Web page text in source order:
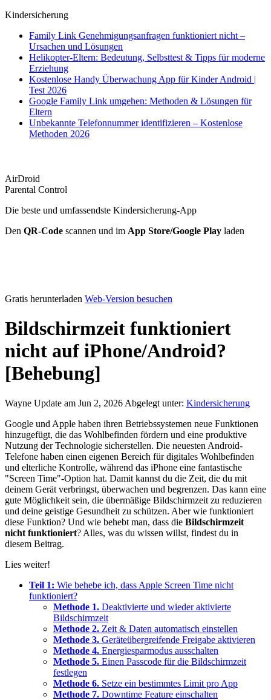
Kindersicherung
Family Link Genehmigungsanfragen funktioniert nicht –
Ursachen und Lösungen
Helikopter-Eltern: Bedeutung, Selbsttest & Tipps für moderne
Erziehung
Kostenlose Handy Überwachung App für Kinder Android |
Test 2026
Google Family Link umgehen: Methoden & Lösungen für
Eltern
Unbekannte Telefonnummer identifizieren – Kostenlose
Methoden 2026
AirDroid
Parental Control
Die beste und umfassendste Kindersicherung-App
Den QR-Code scannen und im App Store/Google Play laden
Gratis herunterladen Web-Version besuchen
Bildschirmzeit funktioniert
nicht auf iPhone/Android?
[Behebung]
Wayne Update am Jun 2, 2026 Abgelegt unter: Kindersicherung
Google und Apple haben ihren Betriebssystemen neue Funktionen
hinzugefügt, die das Wohlbefinden fördern und eine produktive
Nutzung der Technologie sicherstellen. Die neuesten Android-
Telefone haben einen eigenen Bereich für digitales Wohlbefinden
und elterliche Kontrolle, während das iPhone eine fantastische
"Screen Time"-Option hat. Damit kannst du die Zeit, die du mit
deinem Gerät verbringst, überwachen und begrenzen. Das kann eine
gute Möglichkeit sein, die übermäßige Bildschirmzeit zu reduzieren
und deine geistige Gesundheit zu schützen. Aber wie funktioniert
diese Funktion? Und wie behebt man, dass die Bildschirmzeit
nicht funktioniert? Alles, was du wissen willst, findest du in
diesem Beitrag.
Lies weiter!
Teil 1: Wie behebe ich, dass Apple Screen Time nicht
funktioniert?
Methode 1. Deaktivierte und wieder aktivierte
Bildschirmzeit
Methode 2. Zeit & Daten automatisch einstellen
Methode 3. Geräteübergreifende Freigabe aktivieren
Methode 4. Energiesparmodus ausschalten
Methode 5. Einen Passcode für die Bildschirmzeit
festlegen
Methode 6. Setze ein bestimmtes Limit pro App
Methode 7. Downtime Feature einschalten